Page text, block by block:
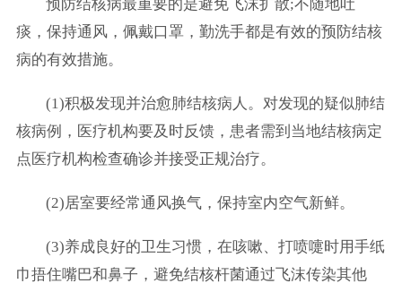
预防结核病最重要的是避免飞沫扩散;不随地吐
痰，保持通风，佩戴口罩，勤洗手都是有效的预防结核
病的有效措施。
(1)积极发现并治愈肺结核病人。对发现的疑似肺结
核病例，医疗机构要及时反馈，患者需到当地结核病定
点医疗机构检查确诊并接受正规治疗。
(2)居室要经常通风换气，保持室内空气新鲜。
(3)养成良好的卫生习惯，在咳嗽、打喷嚏时用手纸
巾捂住嘴巴和鼻子，避免结核杆菌通过飞沫传染其他